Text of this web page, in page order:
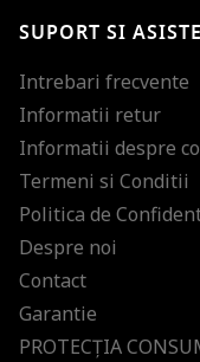
SUPORT SI
Intrebari frecvente
Informatii retur
Informatii despre
Termeni si Conditii
Politica de
Despre noi
Contact
Garantie
PROTECŢIA